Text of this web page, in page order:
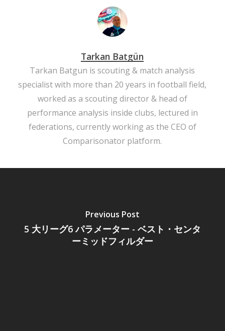
Tarkan Batgün
Tarkan Batgun is scouting & match analysis
specialist with more than 20 years in football field,
worked as a scouting director & head of
performance analysis inside clubs, lectured in
federations, currently working as the CEO of
Comparisonator platform.
Previous Post
5 大リーグ6 パラメーター - ベスト・センタ
ーミッドフィルダー